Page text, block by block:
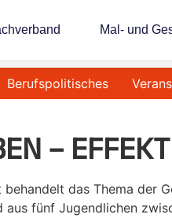
Mal- und
Berufspolitisches
–
das Thema der
aus fünf Jugendlichen